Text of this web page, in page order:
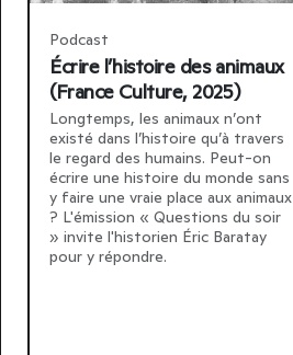
Podcast
Écrire l’histoire des animaux
(France Culture, 2025)
Longtemps, les animaux n’ont
existé dans l’histoire qu’à travers
le regard des humains. Peut-on
écrire une histoire du monde sans
y faire une vraie place aux animaux
? L'émission « Questions du soir
» invite l'historien Éric Baratay
pour y répondre.